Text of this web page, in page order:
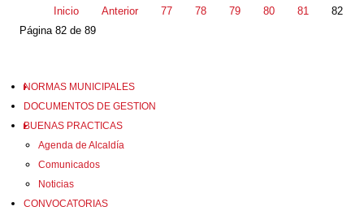
Inicio Anterior 77 78 79 80 81
82
Página 82 de 89
NORMAS MUNICIPALES
DOCUMENTOS DE GESTION
BUENAS PRACTICAS
Agenda de Alcaldía
Comunicados
Noticias
CONVOCATORIAS